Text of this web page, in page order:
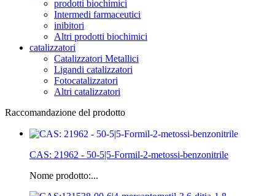
prodotti biochimici
Intermedi farmaceutici
inibitori
Altri prodotti biochimici
catalizzatori
Catalizzatori Metallici
Ligandi catalizzatori
Fotocatalizzatori
Altri catalizzatori
Raccomandazione del prodotto
CAS: 21962 - 50-5|5-Formil-2-metossi-benzonitrile
Nome prodotto:...